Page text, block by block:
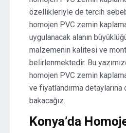
özellikleriyle de tercih
homojen PVC zemin
uygulanacak alanın
malzemenin kalitesi ve
belirlenmektedir. Bu
homojen PVC zemin
ve fiyatlandırma detaylarına
bakacağız.
Konya’da